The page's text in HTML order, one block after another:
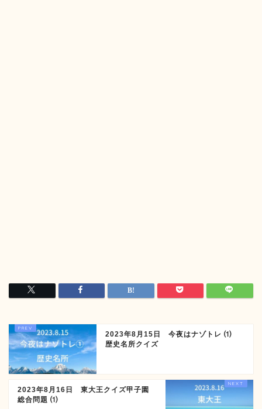
2023年8月15日 今夜はナゾトレ ⑴
歴史名所クイズ
2023年8月16日 東大王クイズ甲子園
総合問題 ⑴